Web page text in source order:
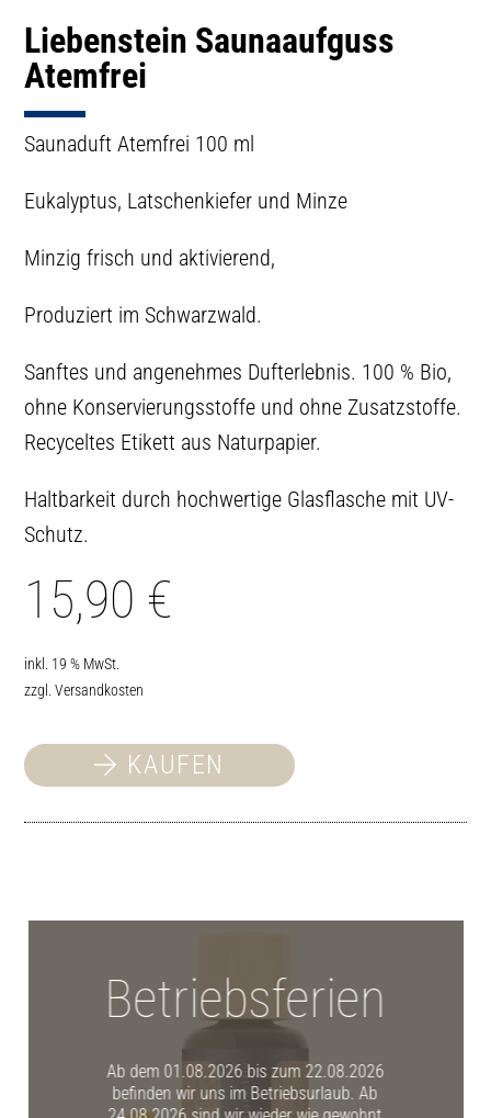
Liebenstein Saunaaufguss
Atemfrei
Saunaduft Atemfrei 100 ml
Eukalyptus, Latschenkiefer und Minze
Minzig frisch und aktivierend,
Produziert im Schwarzwald.
Sanftes und angenehmes Dufterlebnis. 100 % Bio,
ohne Konservierungsstoffe und ohne Zusatzstoffe.
Recyceltes Etikett aus Naturpapier.
Haltbarkeit durch hochwertige Glasflasche mit UV-
Schutz.
15,90 €
inkl. 19 % MwSt.
zzgl.Versandkosten
KAUFEN
Ab dem 01.08.2026 bis zum 22.08.2026
befinden wir uns im Betriebsurlaub. Ab
Betriebsferien